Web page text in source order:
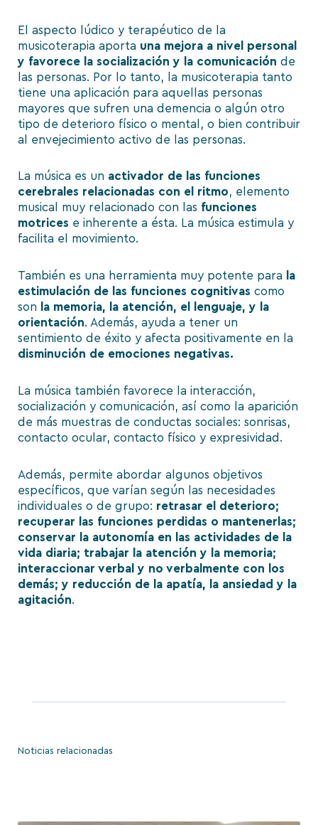
El aspecto lúdico y terapéutico de la
musicoterapia aporta una mejora a nivel personal
y favorece la socialización y la comunicación de
las personas. Por lo tanto, la musicoterapia tanto
tiene una aplicación para aquellas personas
mayores que sufren una demencia o algún otro
tipo de deterioro físico o mental, o bien contribuir
al envejecimiento activo de las personas.
La música es un activador de las funciones
cerebrales relacionadas con el ritmo, elemento
musical muy relacionado con las funciones
motrices e inherente a ésta. La música estimula y
facilita el movimiento.
También es una herramienta muy potente para
la
estimulación de las funciones cognitivas como
son
la memoria, la atención, el lenguaje, y la
orientación. Además, ayuda a tener un
sentimiento de éxito y afecta positivamente en la
disminución de emociones negativas.
La música también favorece la interacción,
socialización y comunicación, así como la aparición
de más muestras de conductas sociales: sonrisas,
contacto ocular, contacto físico y expresividad.
Además, permite abordar algunos objetivos
específicos, que varían según las necesidades
individuales o de grupo: retrasar el deterioro;
recuperar las funciones perdidas o mantenerlas;
conservar la autonomía en las actividades de la
vida diaria; trabajar la atención y la memoria;
interaccionar verbal y no verbalmente con los
demás; y reducción de la apatía, la ansiedad y la
agitación.
Noticias relacionadas